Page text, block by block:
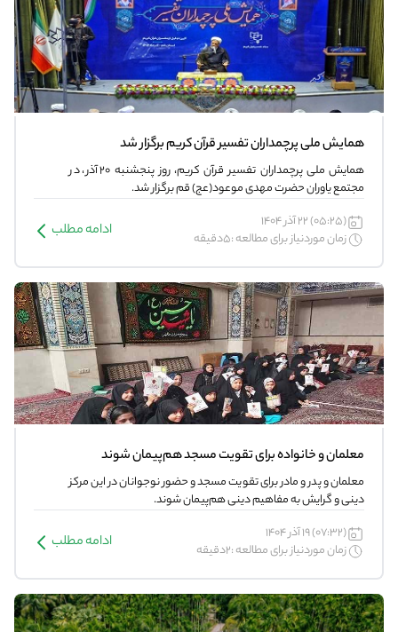
همایش ملی پرچمداران تفسیر قرآن کریم برگزار شد
همایش ملی پرچمداران تفسیر قرآن کریم، روز پنجشنبه ۲۰ آذر، در
مجتمع یاوران حضرت مهدی موعود(عج) قم برگزار شد.
(05:25) 22 آذر 1404
زمان موردنیاز برای مطالعه :5دقیقه
ادامه مطلب
معلمان و خانواده برای تقویت مسجد هم‌پیمان شوند
معلمان و پدر و مادر برای تقویت مسجد و حضور نوجوانان در این مرکز
دینی و گرایش به مفاهیم دینی هم‌پیمان شوند.
(07:32) 19 آذر 1404
زمان موردنیاز برای مطالعه :2دقیقه
ادامه مطلب